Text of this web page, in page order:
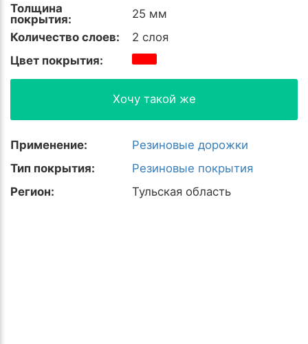
Толщина
покрытия:
25 мм
Количество слоев:
2 слоя
Цвет покрытия:
Хочу такой же
Применение:
Резиновые дорожки
Тип покрытия:
Резиновые покрытия
Регион:
Тульская область